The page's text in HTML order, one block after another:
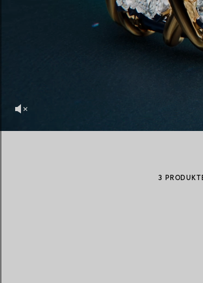
Eheringe für Damen
3